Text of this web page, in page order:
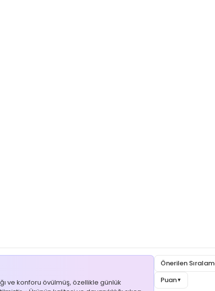
ve konforu övülmüş, özellikle günlük
Önerilen
Puan▼